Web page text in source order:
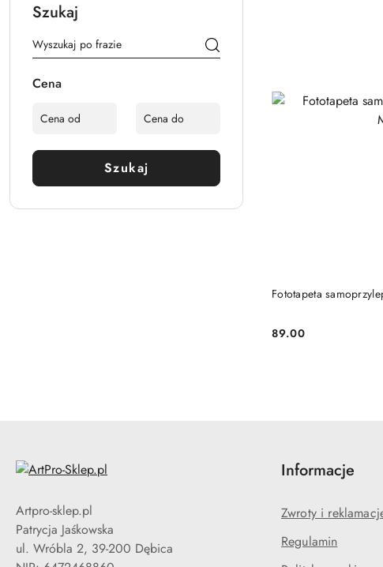
Szukaj
Cena
Szukaj
Fototapeta
Cena:
89.00
Artpro-sklep.pl
Patrycja Jaśkowska
ul. Wróbla 2, 39-200 Dębica
Informacje
Zwroty i
Regulamin